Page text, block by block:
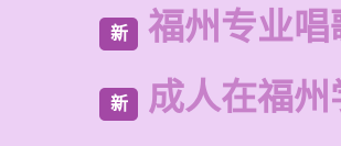
新 福州专业
新 成人在福